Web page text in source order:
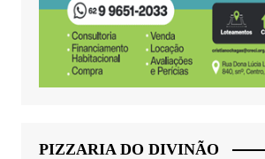
PIZZARIA DO DIVINÃO